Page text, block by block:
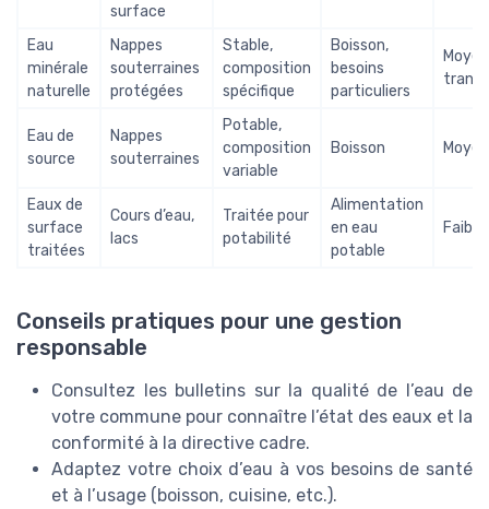
surface
Eau
minérale
naturelle
Nappes
souterraines
protégées
Stable,
composition
spécifique
Boisson,
besoins
particuliers
Eau de
source
Nappes
souterraines
Potable,
composition
variable
Boisson Moyen
Eaux de
surface
traitées
Cours d’eau,
lacs
Traitée pour
potabilité
Alimentation
en eau
potable
Conseils pratiques pour une gestion
responsable
Consultez les bulletins sur la qualité de l’eau de
votre commune pour connaître l’état des eaux et la
conformité à la directive cadre.
Adaptez votre choix d’eau à vos besoins de santé
et à l’usage (boisson, cuisine, etc.).